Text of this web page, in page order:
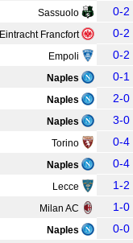
Sassuolo 0-2
Eintracht Francfort 0-2
Empoli 0-2
Naples 0-1
Naples 2-0
Naples 3-0
Torino 0-4
Naples 0-4
Lecce 1-2
Milan AC 1-0
Naples 0-0